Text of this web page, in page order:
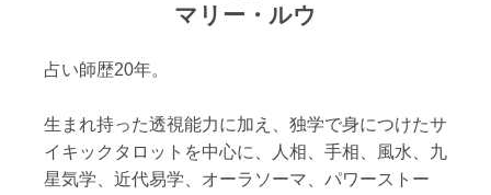
マリー・ルウ
占い師歴20年。
生まれ持った透視能力に加え、独学で身につけたサ
イキックタロットを中心に、人相、手相、風水、九
星気学、近代易学、オーラソーマ、パワーストー